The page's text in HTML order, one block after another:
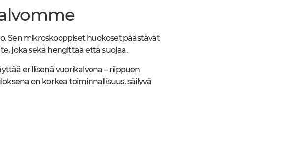
Sen mikroskooppiset huokoset päästävät
joka sekä hengittää että suojaa.
erillisenä vuorikalvona – riippuen
on korkea toiminnallisuus, säilyvä